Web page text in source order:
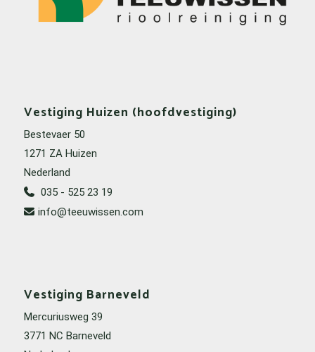
Vestiging Huizen (hoofdvestiging)
Bestevaer 50
1271 ZA Huizen
Nederland
035 - 525 23 19
info@teeuwissen.com
Vestiging Barneveld
Mercuriusweg 39
3771 NC Barneveld